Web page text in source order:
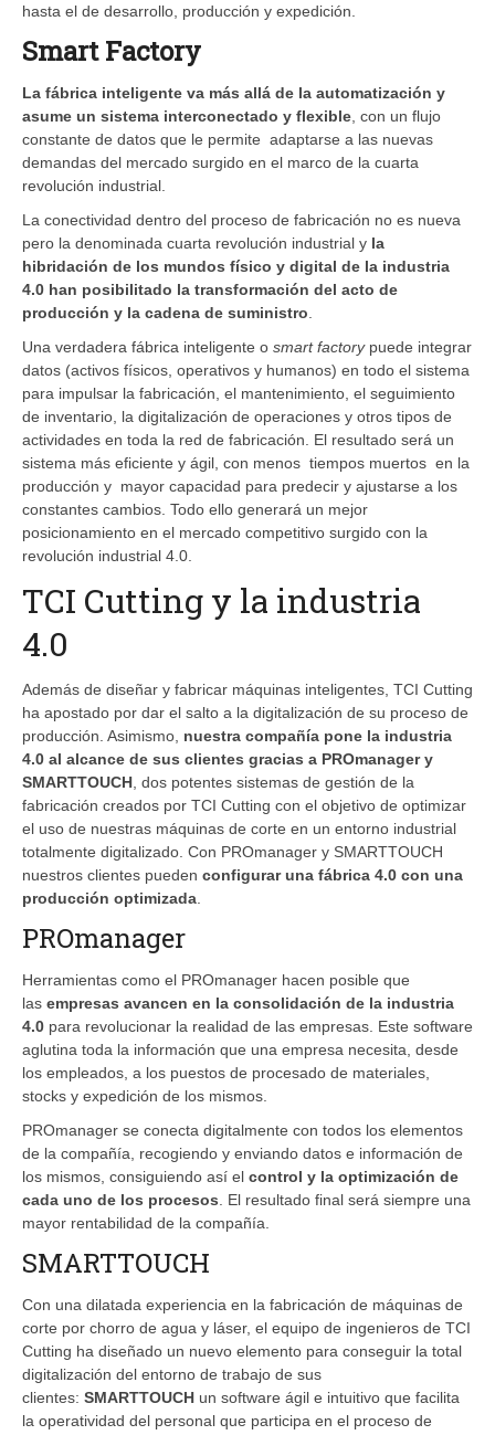
hasta el de desarrollo, producción y expedición.
Smart Factory
La fábrica inteligente va más allá de la automatización y
asume un sistema interconectado y flexible , con un flujo
constante de datos que le permite adaptarse a las nuevas
demandas del mercado surgido en el marco de la cuarta
revolución industrial.
La conectividad dentro del proceso de fabricación no es nueva
pero la denominada cuarta revolución industrial y la
hibridación de los mundos físico y digital de la industria
4.0 han posibilitado la transformación del acto de
producción y la cadena de suministro
Una verdadera fábrica inteligente o smart factorypuede integrar
datos (activos físicos, operativos y humanos) en todo el sistema
para impulsar la fabricación, el mantenimiento, el seguimiento
de inventario, la digitalización de operaciones y otros tipos de
actividades en toda la red de fabricación. El resultado será un
sistema más eficiente y ágil, con menos tiempos muertos en la
producción y mayor capacidad para predecir y ajustarse a los
constantes cambios. Todo ello generará un mejor
posicionamiento en el mercado competitivo surgido con la
revolución industrial 4.0.
TCI Cutting y la industria
4.0
Además de diseñar y fabricar máquinas inteligentes, TCI Cutting
ha apostado por dar el salto a la digitalización de su proceso de
producción. Asimismo, nuestra compañía pone la industria
4.0 al alcance de sus clientes gracias a PROmanager y
SMARTTOUCH , dos potentes sistemas de gestión de la
fabricación creados por TCI Cutting con el objetivo de optimizar
el uso de nuestras máquinas de corte en un entorno industrial
totalmente digitalizado. Con PROmanager y SMARTTOUCH
nuestros clientes pueden configurar una fábrica 4.0 con una
producción optimizada
PROmanager
Herramientas como el PROmanager hacen posible que
las empresas avancen en la consolidación de la industria
4.0 para revolucionar la realidad de las empresas. Este software
aglutina toda la información que una empresa necesita, desde
los empleados, a los puestos de procesado de materiales,
stocks y expedición de los mismos.
PROmanager se conecta digitalmente con todos los elementos
de la compañía, recogiendo y enviando datos e información de
los mismos, consiguiendo así el control y la optimización de
cada uno de los procesos . El resultado final será siempre una
mayor rentabilidad de la compañía.
SMARTTOUCH
Con una dilatada experiencia en la fabricación de máquinas de
corte por chorro de agua y láser, el equipo de ingenieros de TCI
Cutting ha diseñado un nuevo elemento para conseguir la total
digitalización del entorno de trabajo de sus
clientes: SMARTTOUCH un software ágil e intuitivo que facilita
la operatividad del personal que participa en el proceso de